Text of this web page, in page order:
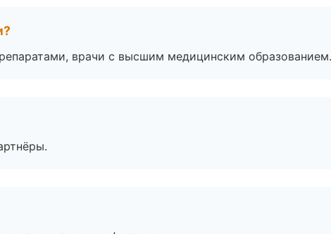
врачи с высшим медицинским образованием.